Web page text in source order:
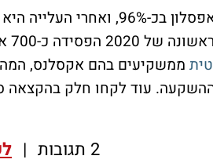
אלף שקל. זה עתה
ממשקיעים בהם אקסלנס,
עוד לקחו חלק בהקצאה
2 תגובות |